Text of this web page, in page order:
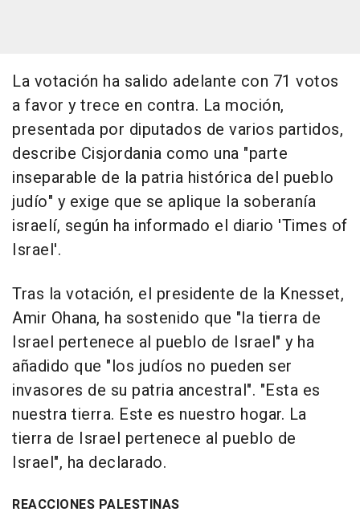
La votación ha salido adelante con 71 votos
a favor y trece en contra. La moción,
presentada por diputados de varios partidos,
describe Cisjordania como una "parte
inseparable de la patria histórica del pueblo
judío" y exige que se aplique la soberanía
israelí, según ha informado el diario 'Times of
Israel'.
Tras la votación, el presidente de la Knesset,
Amir Ohana, ha sostenido que "la tierra de
Israel pertenece al pueblo de Israel" y ha
añadido que "los judíos no pueden ser
invasores de su patria ancestral". "Esta es
nuestra tierra. Este es nuestro hogar. La
tierra de Israel pertenece al pueblo de
Israel", ha declarado.
REACCIONES PALESTINAS